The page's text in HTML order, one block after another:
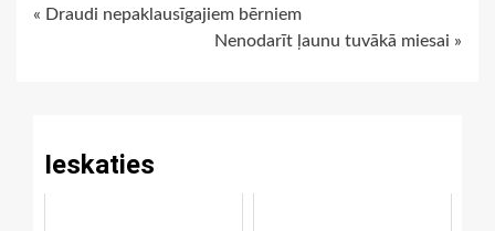
Continue
« Draudi nepaklausīgajiem bērniem
Nenodarīt ļaunu tuvākā miesai »
Ieskaties